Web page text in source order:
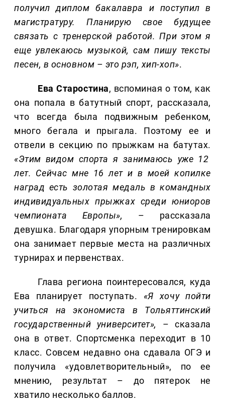
получил диплом бакалавра и поступил в
магистратуру. Планирую свое будущее
связать с тренерской работой. При этом я
еще увлекаюсь музыкой, сам пишу тексты
песен, в основном – это рэп, хип-хоп».
Ева Старостина, вспоминая о том, как
она попала в батутный спорт, рассказала,
что всегда была подвижным ребенком,
много бегала и прыгала. Поэтому ее и
отвели в секцию по прыжкам на батутах.
«Этим видом спорта я занимаюсь уже 12
лет. Сейчас мне 16 лет и в моей копилке
наград есть золотая медаль в командных
индивидуальных прыжках среди юниоров
чемпионата Европы»,
– рассказала
девушка. Благодаря упорным тренировкам
она занимает первые места на различных
турнирах и первенствах.
Глава региона поинтересовался, куда
Ева планирует поступать. «Я хочу пойти
учиться на экономиста в Тольяттинский
государственный университет»,
– сказала
она в ответ. Спортсменка переходит в 10
класс. Совсем недавно она сдавала ОГЭ и
получила «удовлетворительный», по ее
мнению, результат – до пятерок не
хватило несколько баллов.